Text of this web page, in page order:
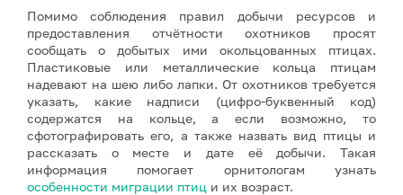
Помимо соблюдения правил добычи ресурсов и
предоставления отчётности охотников просят
сообщать о добытых ими окольцованных птицах.
Пластиковые или металлические кольца птицам
надевают на шею либо лапки. От охотников требуется
указать, какие надписи (цифро-буквенный код)
содержатся на кольце, а если возможно, то
сфотографировать его, а также назвать вид птицы и
рассказать о месте и дате её добычи. Такая
информация помогает орнитологам узнать
особенности миграции птиц и их возраст.